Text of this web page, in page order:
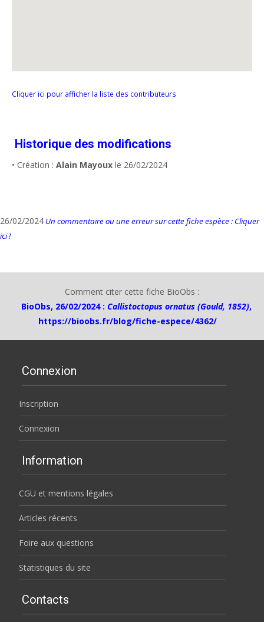
Cliquer ici pour afficher la liste des contributeurs
Historique des modifications
• Création : Alain Mayoux le 26/02/2024
26/02/2024 Un commentaire ou une erreur sur cette fiche espèce : Cliquer
ici !
Comment citer cette fiche BioObs :
BioObs, 26/02/2024 : Callistoctopus ornatus (Gould, 1852),
https://bioobs.fr/blog/fiche-espece/4362/
Connexion
Inscription
Connexion
Information
CGU et mentions légales
Articles récents
Foire aux questions
Statistiques du site
Contacts